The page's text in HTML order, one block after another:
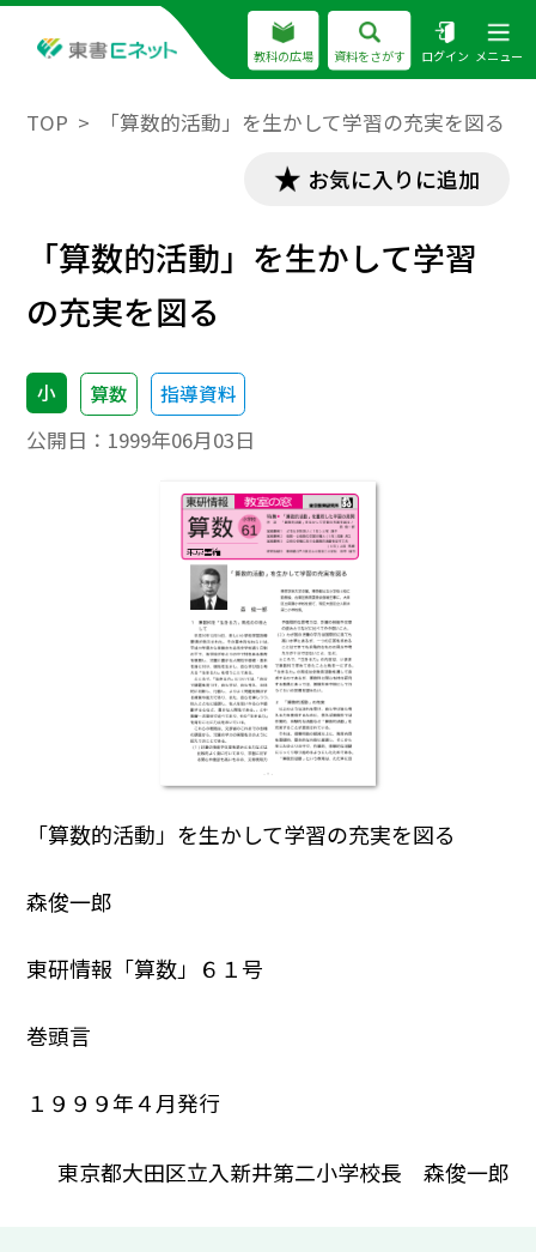
教科の広場 資料をさがす ログイン メニュー
TOP 「算数的活動」を生かして学習の充実を図る
お気に入りに追加
「算数的活動」を生かして学習
の充実を図る
小 算数 指導資料
公開日： 1999年06月03日
「算数的活動」を生かして学習の充実を図る
森俊一郎
東研情報「算数」６１号
巻頭言
１９９９年４月発行
東京都大田区立入新井第二小学校長 森俊一郎